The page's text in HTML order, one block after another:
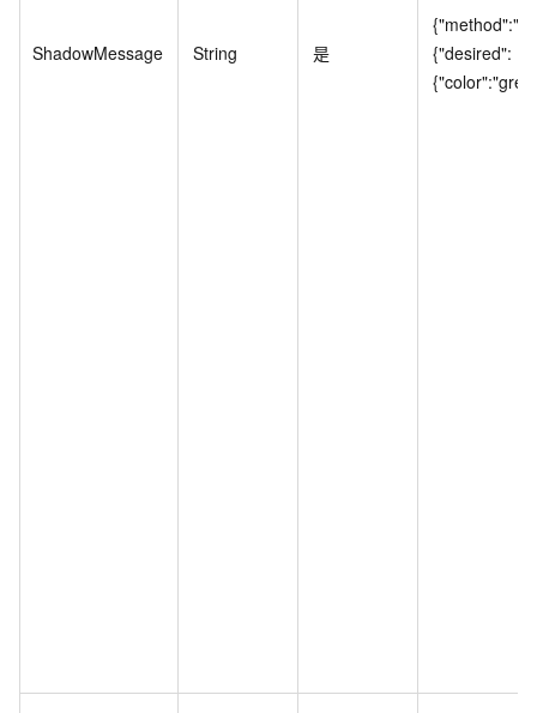
ShadowMessage String 是
{"desired":